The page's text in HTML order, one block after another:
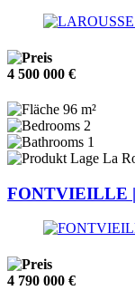
4 500 000 €
96 m²
2
1
La
FONTVIEILLE
4 790 000 €